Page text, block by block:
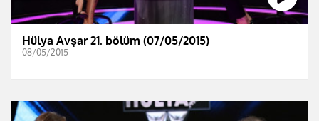
Hülya Avşar 21. bölüm (07/05/2015)
08/05/2015